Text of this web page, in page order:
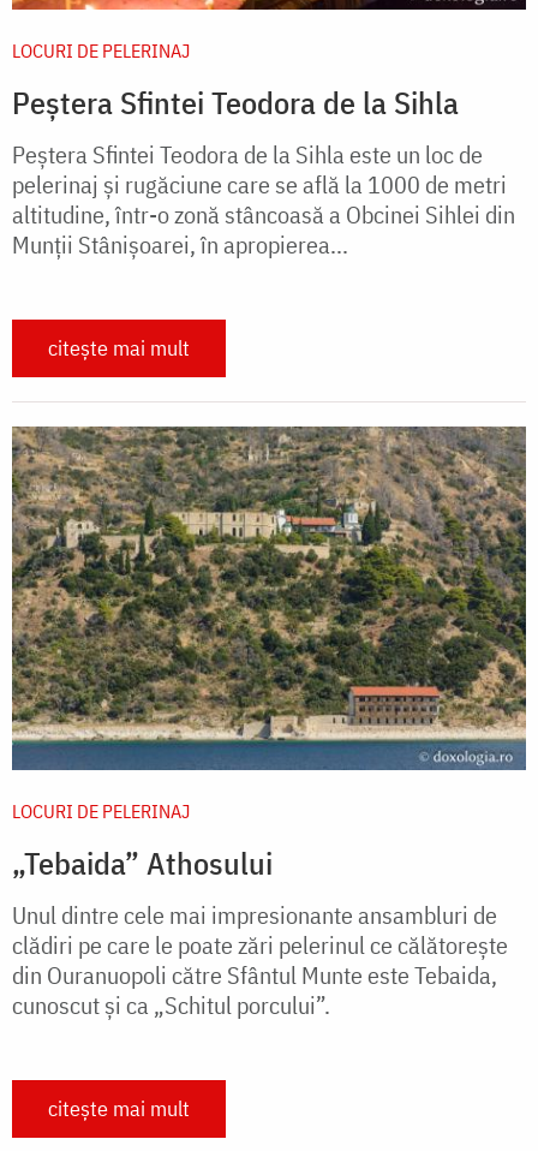
LOCURI DE PELERINAJ
Peștera Sfintei Teodora de la Sihla
Peștera Sfintei Teodora de la Sihla este un loc de
pelerinaj și rugăciune care se află la 1000 de metri
altitudine, într-o zonă stâncoasă a Obcinei Sihlei din
Munții Stânișoarei, în apropierea...
citește mai mult
LOCURI DE PELERINAJ
„Tebaida” Athosului
Unul dintre cele mai impresionante ansambluri de
clădiri pe care le poate zări pelerinul ce călătoreşte
din Ouranuopoli către Sfântul Munte este Tebaida,
cunoscut și ca „Schitul porcului”.
citește mai mult